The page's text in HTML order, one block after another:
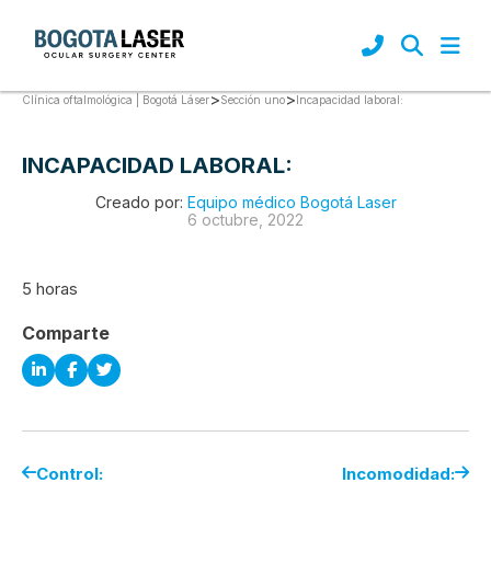
Clínica oftalmológica | Bogotá Láser>Sección uno>Incapacidad laboral:
INCAPACIDAD LABORAL:
Creado por: Equipo médico Bogotá Laser
6 octubre, 2022
5 horas
Comparte
Control: Incomodidad: